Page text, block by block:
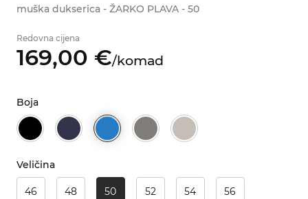
muška dukserica - ŽARKO PLAVA - 50
Redovna cijena
169,00 €/komad
Boja
Veličina
46 48 50 52 54 56